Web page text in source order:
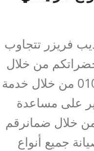
فريزر تتجاوب
من خلال
الرقم التالي 01099948826 من خلال خدمة
على مساعدة
خلال ضمانرقم
جميع أنواع